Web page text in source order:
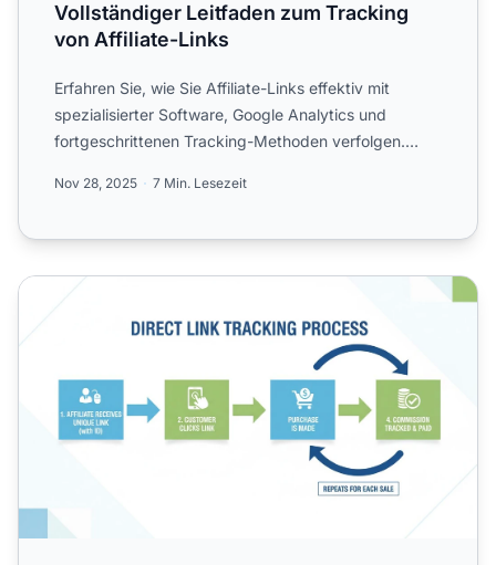
Vollständiger Leitfaden zum Tracking
von Affiliate-Links
Erfahren Sie, wie Sie Affiliate-Links effektiv mit
spezialisierter Software, Google Analytics und
fortgeschrittenen Tracking-Methoden verfolgen.
Nov 28, 2025 7 Min. Lesezeit
Warum Direktlink-Tracking implementieren: Mehr